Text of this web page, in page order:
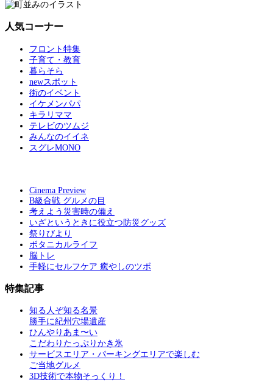
人気コーナー
フロント特集
子育て・教育
暮らそら
newスポット
街のイベント
イケメンパパ
キラリママ
テレビのツムジ
みんなのイイネ
スグレMONO
Cinema Preview
B級合戦 グルメの目
考えよう災害時の備え
いざというときに役立つ防災グッズ
祭りびより
ボタニカルライフ
脳トレ
手軽にセルフケア 癒やしのツボ
特集記事
知る人ぞ知る名景
勝手に紀州穴場遺産
ひんやりあま〜い
こだわりたっぷりかき氷
サービスエリア・パーキングエリアで楽しむ
ご当地グルメ
3D技術で本物そっくり！